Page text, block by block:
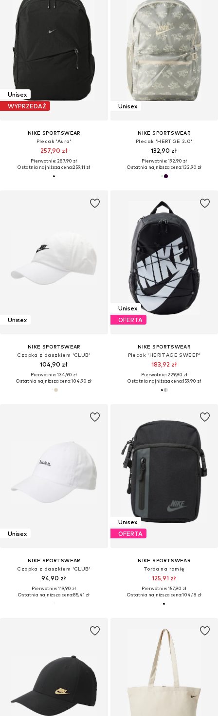
Unisex
WYPRZEDAŻ
NIKE SPORTSWEAR
Plecak 'Aura'
257,90 zł
Pierwotnie: 287,90 zł
Ostatnia najniższa cena:259,11 zł
Unisex
NIKE SPORTSWEAR
Plecak 'HERTGE 2.0'
132,90 zł
Pierwotnie: 192,90 zł
Ostatnia najniższa cena:132,90 zł
Unisex
NIKE SPORTSWEAR
Czapka z daszkiem 'CLUB'
104,90 zł
Pierwotnie: 134,90 zł
Ostatnia najniższa cena:104,90 zł
Unisex
OFERTA
NIKE SPORTSWEAR
Plecak 'HERITAGE SWEEP'
183,92 zł
Pierwotnie: 229,90 zł
Ostatnia najniższa cena:159,90 zł
Unisex
NIKE SPORTSWEAR
Czapka z daszkiem 'CLUB'
94,90 zł
Pierwotnie: 119,90 zł
Ostatnia najniższa cena:85,41 zł
Unisex
OFERTA
NIKE SPORTSWEAR
Torba na ramię
125,91 zł
Pierwotnie: 157,90 zł
Ostatnia najniższa cena:104,18 zł